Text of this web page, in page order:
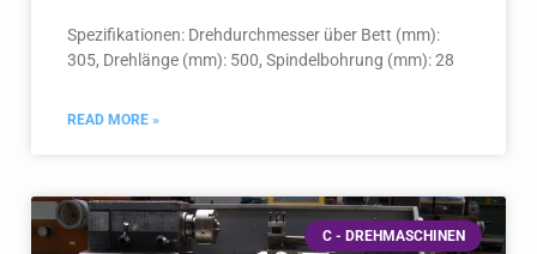
Spezifikationen: Drehdurchmesser über Bett (mm):
305, Drehlänge (mm): 500, Spindelbohrung (mm): 28
READ MORE »
C - DREHMASCHINEN